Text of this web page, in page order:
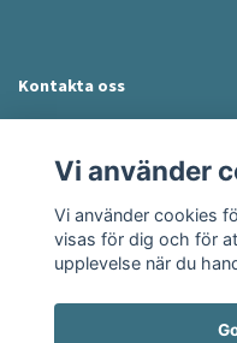
Kontakta oss
Sociala medier
Vi använder
Vi använder cookies
visas för dig och för
upplevelse när du